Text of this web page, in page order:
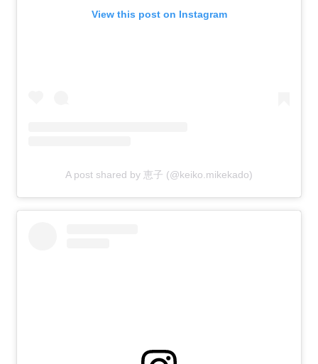
View this post on Instagram
A post shared by 恵子 (@keiko.mikekado)